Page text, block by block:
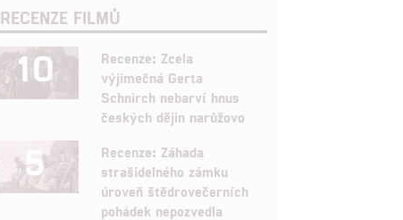
RECENZE FILMŮ
10
Recenze: Zcela
výjimečná Gerta
Schnirch nebarví hnus
českých dějin narůžovo
5
Recenze: Záhada
strašidelného zámku
úroveň štědrovečerních
pohádek nepozvedla